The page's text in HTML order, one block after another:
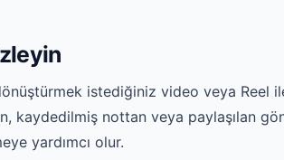
istediğiniz video veya Reel
kaydedilmiş nottan veya paylaşılan
yardımcı olur.